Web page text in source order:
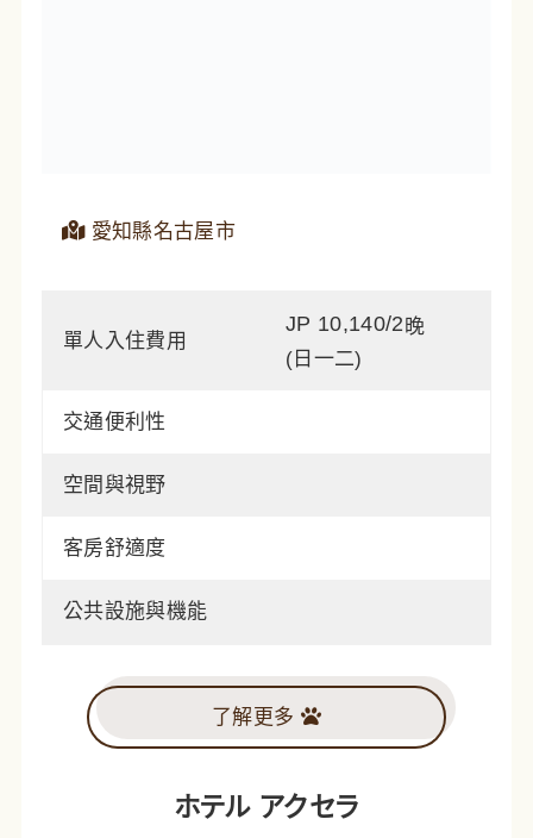
愛知縣名古屋市
單人入住費用
JP 10,140/2晚
(日一二)
交通便利性
空間與視野
客房舒適度
公共設施與機能
了解更多
ホテル アクセラ